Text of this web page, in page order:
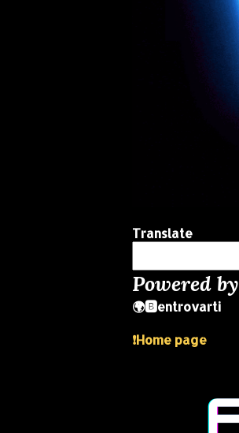
Translate
Powered by
🌍🅱️entrovarti
❗️Home page